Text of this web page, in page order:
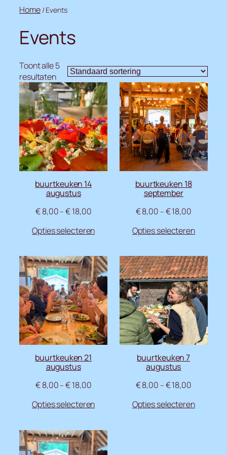
inhoud
Home/ Events
Events
Toont alle 5
resultaten
buurtkeuken 14
augustus
€8,00–€18,00
Opties selecteren
buurtkeuken 18
september
€8,00 – €18,00
Opties selecteren
buurtkeuken 21
augustus
€8,00–€18,00
Opties selecteren
buurtkeuken 7
augustus
€8,00 – €18,00
Opties selecteren